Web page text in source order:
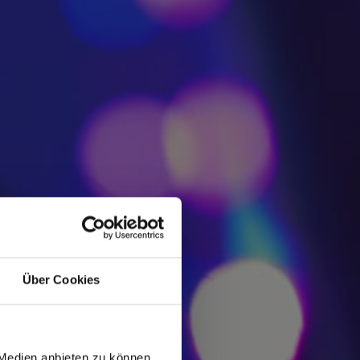
Über Cookies